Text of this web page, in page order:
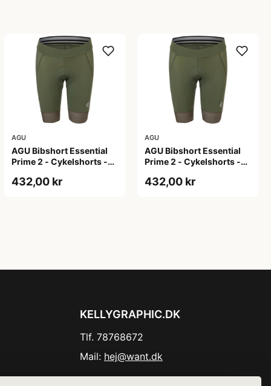
AGU
AGU Bibshort Essential
Prime 2 - Cykelshorts -
2XL
432,00 kr
AGU
AGU Bibshort Essential
Prime 2 - Cykelshorts -
432,00 kr
KELLYGRAPHIC.DK
Tlf. 78768672
Mail: hej@want.dk